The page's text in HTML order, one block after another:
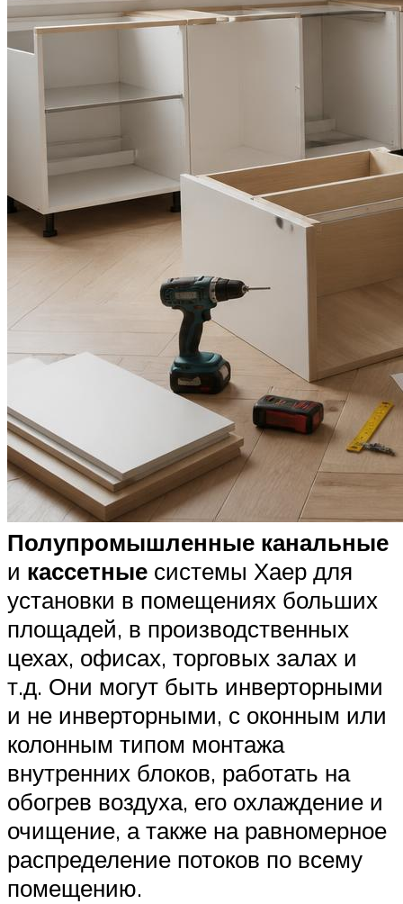
Полупромышленные канальные
и кассетные системы Хаер для
установки в помещениях больших
площадей, в производственных
цехах, офисах, торговых залах и
т.д. Они могут быть инверторными
и не инверторными, с оконным или
колонным типом монтажа
внутренних блоков, работать на
обогрев воздуха, его охлаждение и
очищение, а также на равномерное
распределение потоков по всему
помещению.